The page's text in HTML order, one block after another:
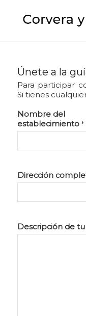
Únete a la
Para participar
Si tienes
Nombre del
establecimiento *
Dirección
Descripción de